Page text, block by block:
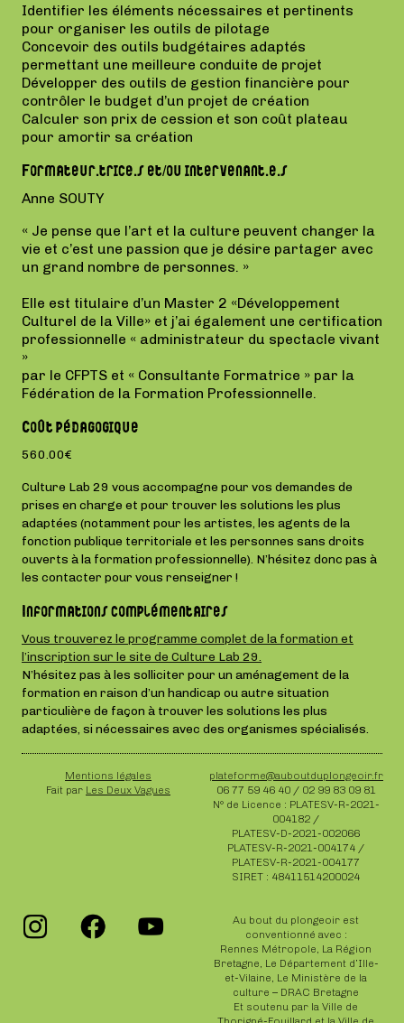
Identifier les éléments nécessaires et pertinents
pour organiser les outils de pilotage
Concevoir des outils budgétaires adaptés
permettant une meilleure conduite de projet
Développer des outils de gestion financière pour
contrôler le budget d’un projet de création
Calculer son prix de cession et son coût plateau
pour amortir sa création
Formateur.trice.s et/ou intervenant.e.s
Anne SOUTY
« Je pense que l’art et la culture peuvent changer la
vie et c’est une passion que je désire partager avec
un grand nombre de personnes. »
Elle est titulaire d’un Master 2 «Développement
Culturel de la Ville» et j’ai également une certification
professionnelle « administrateur du spectacle vivant
»
par le CFPTS et « Consultante Formatrice » par la
Fédération de la Formation Professionnelle.
Coût pédagogique
560.00€
Culture Lab 29 vous accompagne pour vos demandes de
prises en charge et pour trouver les solutions les plus
adaptées (notamment pour les artistes, les agents de la
fonction publique territoriale et les personnes sans droits
ouverts à la formation professionnelle). N’hésitez donc pas à
les contacter pour vous renseigner !
Informations complémentaires
Vous trouverez le programme complet de la formation et
l’inscription sur le site de Culture Lab 29.
N’hésitez pas à les solliciter pour un aménagement de la
formation en raison d’un handicap ou autre situation
particulière de façon à trouver les solutions les plus
adaptées, si nécessaires avec des organismes spécialisés.
Mentions légales
Fait par Les Deux Vagues
plateforme@auboutduplongeoir.fr
06 77 59 46 40 / 02 99 83 09 81
N° de Licence : PLATESV-R-2021-
004182 /
PLATESV-D-2021-002066
PLATESV-R-2021-004174 /
PLATESV-R-2021-004177
SIRET : 48411514200024
Au bout du plongeoir est
conventionné avec :
Rennes Métropole, La Région
Bretagne, Le Département d’Ille-
et-Vilaine, Le Ministère de la
culture – DRAC Bretagne
Et soutenu par la Ville de